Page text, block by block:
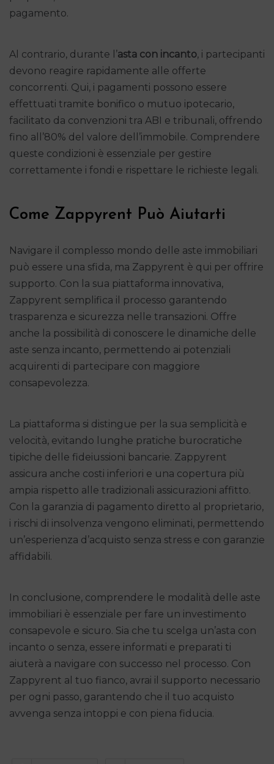
pagamento.
Al contrario, durante l’asta con incanto, i partecipanti
devono reagire rapidamente alle offerte
concorrenti. Qui, i pagamenti possono essere
effettuati tramite bonifico o mutuo ipotecario,
facilitato da convenzioni tra ABI e tribunali, offrendo
fino all’80% del valore dell’immobile. Comprendere
queste condizioni è essenziale per gestire
correttamente i fondi e rispettare le richieste legali.
Come Zappyrent Può Aiutarti
Navigare il complesso mondo delle aste immobiliari
può essere una sfida, ma Zappyrent è qui per offrire
supporto. Con la sua piattaforma innovativa,
Zappyrent semplifica il processo garantendo
trasparenza e sicurezza nelle transazioni. Offre
anche la possibilità di conoscere le dinamiche delle
aste senza incanto, permettendo ai potenziali
acquirenti di partecipare con maggiore
consapevolezza.
La piattaforma si distingue per la sua semplicità e
velocità, evitando lunghe pratiche burocratiche
tipiche delle fideiussioni bancarie. Zappyrent
assicura anche costi inferiori e una copertura più
ampia rispetto alle tradizionali assicurazioni affitto.
Con la garanzia di pagamento diretto al proprietario,
i rischi di insolvenza vengono eliminati, permettendo
un’esperienza d’acquisto senza stress e con garanzie
affidabili.
In conclusione, comprendere le modalità delle aste
immobiliari è essenziale per fare un investimento
consapevole e sicuro. Sia che tu scelga un’asta con
incanto o senza, essere informati e preparati ti
aiuterà a navigare con successo nel processo. Con
Zappyrent al tuo fianco, avrai il supporto necessario
per ogni passo, garantendo che il tuo acquisto
avvenga senza intoppi e con piena fiducia.